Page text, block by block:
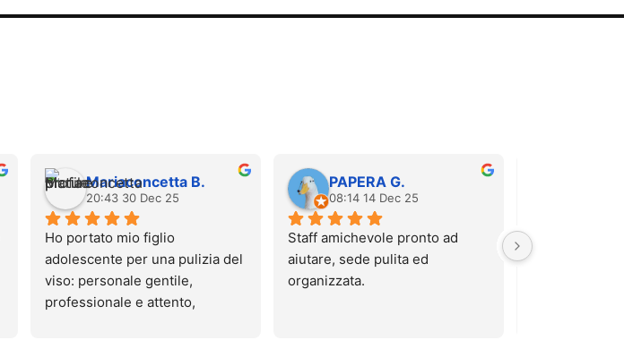
Mariaconcetta B.
20:43 30 Dec 25
Ho portato mio figlio
adolescente per una pulizia del
viso: personale gentile,
professionale e attento,
PAPERA G.
08:14 14 Dec 25
Staff amichevole pronto ad
aiutare, sede pulita ed
organizzata.
Sono stata